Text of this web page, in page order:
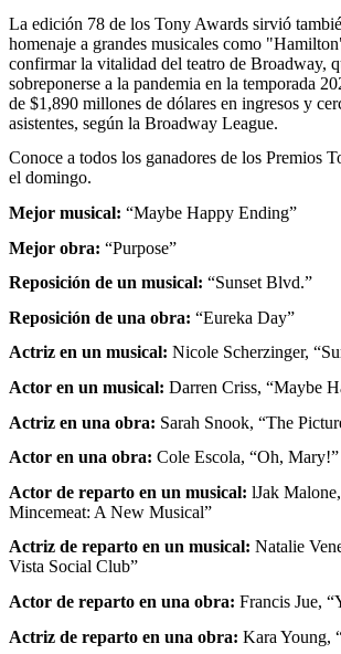
La edición 78 de los Tony Awards sirvió
homenaje a grandes musicales como
confirmar la vitalidad del teatro de Broadway,
sobreponerse a la pandemia en la temporada
de $1,890 millones de dólares en ingresos y
asistentes, según la Broadway League.
Conoce a todos los ganadores de los Premios
el domingo.
Mejor musical: “Maybe Happy Ending”
Mejor obra: “Purpose”
Reposición de un musical: “Sunset Blvd.”
Reposición de una obra: “Eureka Day”
Actriz en un musical: Nicole Scherzinger,
Actor en un musical: Darren Criss, “Maybe
Actriz en una obra: Sarah Snook, “The
Actor en una obra: Cole Escola, “Oh, Mary!”
Actor de reparto en un musical: lJak
Mincemeat: A New Musical”
Actriz de reparto en un musical: Natalie
Vista Social Club”
Actor de reparto en una obra: Francis Jue,
Actriz de reparto en una obra: Kara Young,